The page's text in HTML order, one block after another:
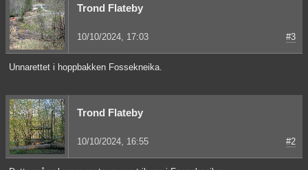
Trond Flateby
10/10/2024, 17:03 #3
Unnarettet i hoppbakken Fossekneika.
Trond Flateby
10/10/2024, 16:55 #2